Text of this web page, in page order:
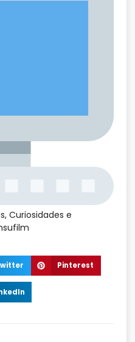
Curiosidades e
Pinterest